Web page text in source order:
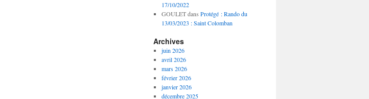
17/10/2022
GOULETdans Protégé : Rando du
13/03/2023 : Saint Colomban
Archives
juin 2026
avril 2026
mars 2026
février 2026
janvier 2026
décembre 2025